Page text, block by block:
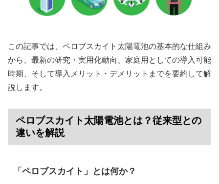
この記事では、ペロブスカイト太陽電池の基本的な仕組み
から、最新の研究・実用化動向、家庭用としての導入可能
時期、そして導入メリット・デメリットまでを要約して解
説します。
ペロブスカイト太陽電池とは？従来型との
違いを解説
「ペロブスカイト」とは何か？